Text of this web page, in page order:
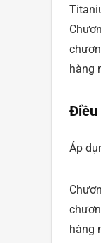
hàng
Điều
Áp
hàng